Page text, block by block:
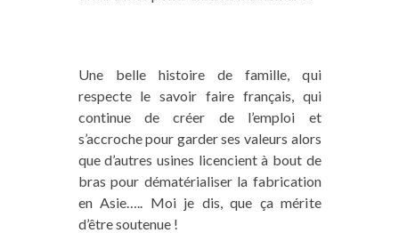
Une belle histoire de famille, qui
respecte le savoir faire français, qui
continue de créer de l’emploi et
s’accroche pour garder ses valeurs alors
que d’autres usines licencient à bout de
bras pour dématérialiser la fabrication
en Asie….. Moi je dis, que ça mérite
d’être soutenue !